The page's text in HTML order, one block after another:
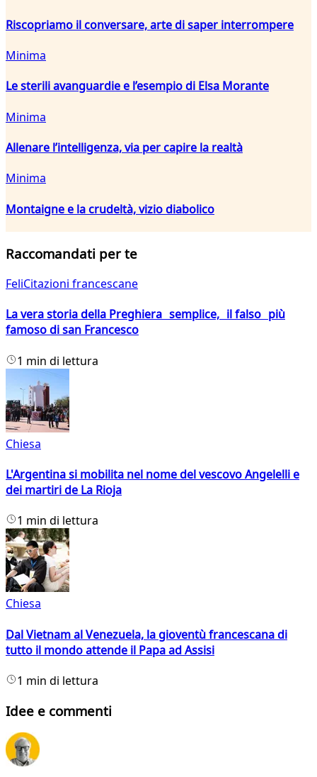
Riscopriamo il conversare, arte di saper interrompere
Minima
Le sterili avanguardie e l’esempio di Elsa Morante
Minima
Allenare l’intelligenza, via per capire la realtà
Minima
Montaigne e la crudeltà, vizio diabolico
Raccomandati per te
FeliCitazioni francescane
La vera storia della Preghiera semplice, il falso più
famoso di san Francesco
1 min di lettura
Chiesa
L'Argentina si mobilita nel nome del vescovo Angelelli e
dei martiri de La Rioja
1 min di lettura
Chiesa
Dal Vietnam al Venezuela, la gioventù francescana di
tutto il mondo attende il Papa ad Assisi
1 min di lettura
Idee e commenti